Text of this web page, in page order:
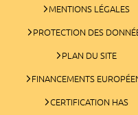
MENTIONS LÉGALES
PROTECTION DES
PLAN DU SITE
FINANCEMENTS
CERTIFICATION HAS